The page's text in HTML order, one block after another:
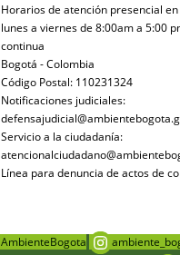
Horarios de atención presencial
lunes a viernes de 8:00am a 5:00
continua
Bogotá - Colombia
Código Postal: 110231324
Notificaciones judiciales:
Servicio a la ciudadanía:
Línea para denuncia de actos de
AmbienteBogota